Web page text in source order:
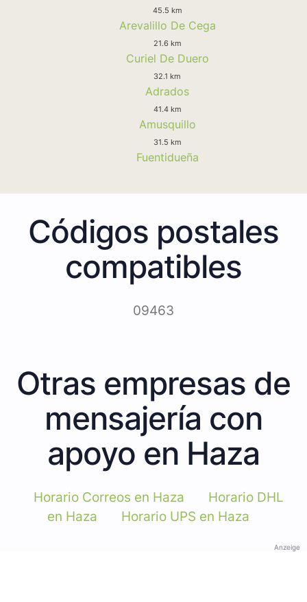
45.5 km
Arevalillo De Cega
21.6 km
Curiel De Duero
32.1 km
Adrados
41.4 km
Amusquillo
31.5 km
Fuentidueña
Códigos postales
compatibles
09463
Otras empresas de
mensajería con
apoyo en Haza
Horario Correos en Haza
Horario DHL
en Haza
Horario UPS en Haza
Anzeige